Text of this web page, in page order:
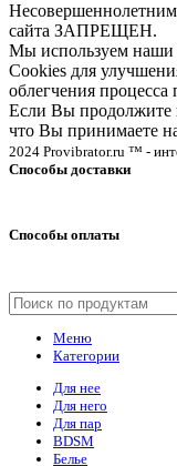
сайта ЗАПРЕЩЕН.
Мы используем наши
Cookies для
облегчения процесса
Если Вы продолжите
что Вы принимаете
2024 Provibrator.ru ™ -
Способы доставки
Способы оплаты
Меню
Категории
Для нее
Для него
Для пар
BDSM
Белье